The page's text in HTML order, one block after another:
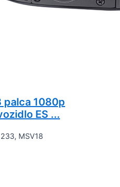
palca 1080p
ES ...
MSV18